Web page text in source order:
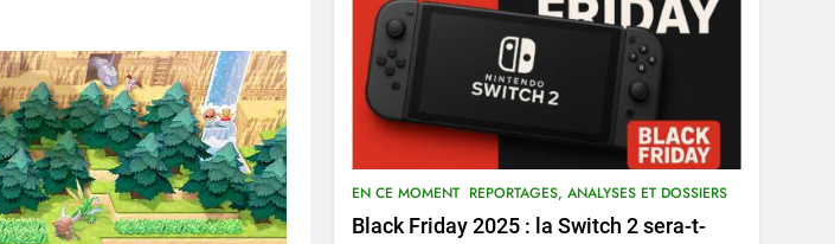
EN CE MOMENT REPORTAGES, ANALYSES ET DOSSIERS
Black Friday 2025 : la Switch 2 sera-t-